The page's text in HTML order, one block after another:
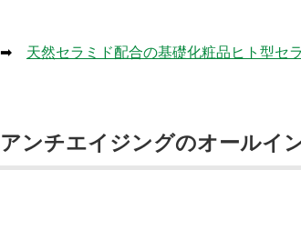
➡ 天然セラミド配合の基礎化粧品ヒト型セ
アンチエイジングのオールイ